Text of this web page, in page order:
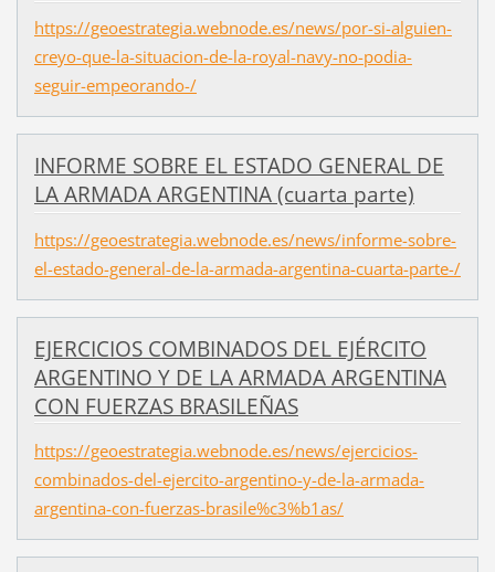
https://geoestrategia.webnode.es/news/por-si-alguien-
creyo-que-la-situacion-de-la-royal-navy-no-podia-
seguir-empeorando-/
INFORME SOBRE EL ESTADO GENERAL DE
LA ARMADA ARGENTINA (cuarta parte)
https://geoestrategia.webnode.es/news/informe-sobre-
el-estado-general-de-la-armada-argentina-cuarta-parte-/
EJERCICIOS COMBINADOS DEL EJÉRCITO
ARGENTINO Y DE LA ARMADA ARGENTINA
CON FUERZAS BRASILEÑAS
https://geoestrategia.webnode.es/news/ejercicios-
combinados-del-ejercito-argentino-y-de-la-armada-
argentina-con-fuerzas-brasile%c3%b1as/